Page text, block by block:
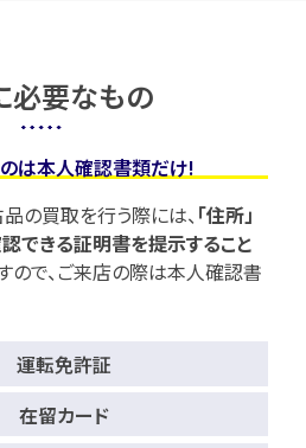
必要なもの
は本人確認書類だけ!
の買取を行う際には、 「住所」
認できる証明書を提示すること
で、 ご来店の際は本人確認書
運転免許証
在留カード